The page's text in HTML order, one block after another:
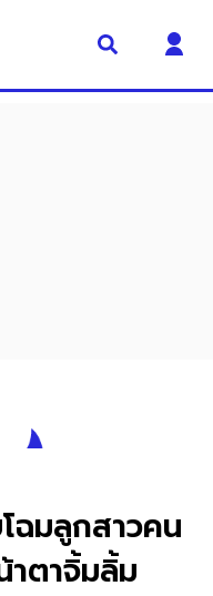
ฉมลูกสาวคน
าตาจิ้มลิ้ม